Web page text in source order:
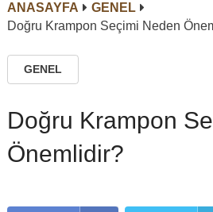
ANASAYFA
GENEL
Doğru Krampon Seçimi Neden
GENEL
Doğru Krampon
Önemlidir?